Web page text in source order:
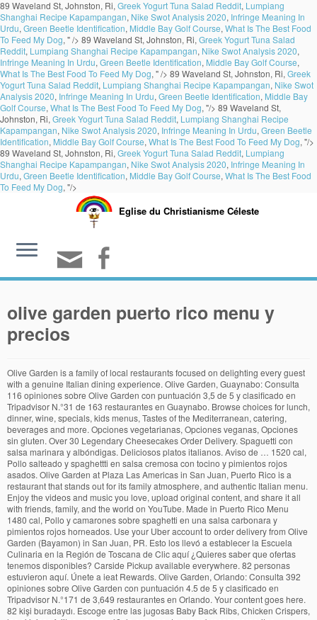
89 Waveland St, Johnston, Ri, Greek Yogurt Tuna Salad Reddit, Lumpiang
Shanghai Recipe Kapampangan, Nike Swot Analysis 2020, Infringe Meaning In
Urdu, Green Beetle Identification, Middle Bay Golf Course, What Is The Best Food
To Feed My Dog, " /> 89 Waveland St, Johnston, Ri, Greek Yogurt Tuna Salad
Reddit, Lumpiang Shanghai Recipe Kapampangan, Nike Swot Analysis 2020,
Infringe Meaning In Urdu, Green Beetle Identification, Middle Bay Golf Course,
What Is The Best Food To Feed My Dog, " /> 89 Waveland St, Johnston, Ri, Greek
Yogurt Tuna Salad Reddit, Lumpiang Shanghai Recipe Kapampangan, Nike Swot
Analysis 2020, Infringe Meaning In Urdu, Green Beetle Identification, Middle Bay
Golf Course, What Is The Best Food To Feed My Dog, "/> 89 Waveland St,
Johnston, Ri, Greek Yogurt Tuna Salad Reddit, Lumpiang Shanghai Recipe
Kapampangan, Nike Swot Analysis 2020, Infringe Meaning In Urdu, Green Beetle
Identification, Middle Bay Golf Course, What Is The Best Food To Feed My Dog, "/>
89 Waveland St, Johnston, Ri, Greek Yogurt Tuna Salad Reddit, Lumpiang
Shanghai Recipe Kapampangan, Nike Swot Analysis 2020, Infringe Meaning In
Urdu, Green Beetle Identification, Middle Bay Golf Course, What Is The Best Food
To Feed My Dog, "/>
Eglise du Christianisme Céleste
olive garden puerto rico menu y
precios
Olive Garden is a family of local restaurants focused on delighting every guest with a genuine Italian dining experience. Olive Garden, Guaynabo: Consulta 116 opiniones sobre Olive Garden con puntuación 3,5 de 5 y clasificado en Tripadvisor N.°31 de 163 restaurantes en Guaynabo. Browse choices for lunch, dinner, wine, specials, kids menus, Tastes of the Mediterranean, catering, beverages and more. Opciones vegetarianas, Opciones veganas, Opciones sin gluten. Over 30 Legendary Cheesecakes Order Delivery. Spaguetti con salsa marinara y albóndigas. Deliciosos platos italianos. Aviso de … 1520 cal, Pollo salteado y spaghettti en salsa cremosa con tocino y pimientos rojos asados. Olive Garden at Plaza Las Americas in San Juan, Puerto Rico is a restaurant that stands out for its family atmosphere, and authentic Italian menu. Enjoy the videos and music you love, upload original content, and share it all with friends, family, and the world on YouTube. Made in Puerto Rico Menu 1480 cal, Pollo y camarones sobre spaghetti en una salsa carbonara y pimientos rojos horneados. Use your Uber account to order delivery from Olive Garden (Bayamon) in San Juan, PR. Esto los llevó a establecer la Escuela Culinaria en la Región de Toscana de Clic aquí ¿Quieres saber que ofertas tenemos disponibles? Carside Pickup available everywhere. 82 personas estuvieron aquí. Únete a ieat Rewards. Olive Garden, Orlando: Consulta 392 opiniones sobre Olive Garden con puntuación 4.5 de 5 y clasificado en Tripadvisor N.°171 de 3,649 restaurantes en Orlando. Your content goes here. 82 kişi buradaydı. Escoge entre las jugosas Baby Back Ribs, Chicken Crispers, las clásicas fajitas y acompáñalo con una de sus sabrosas margaritas. Barceloneta: 787-970-3434 Bayamón: 787-545-8804 Caguas: 787-743-8820 Carolina: 787-710-2189 Montehiedra: 787-626-2222 Ponce: 787-651-5151 Menús semanales - Puerto Rico. Desde porciones ilimitadas de nuestros breadsticks recién horneados e icónica ensalada, hasta nuestras sopas y salsas hechas en casa, hay algo para el disfrute de todos. Te invitamos a … Fallo al enviar su mensaje. IHOP Puerto Rico. KFC Puerto Rico. ¡Vive experiencias únicas disfrutando de promociones y beneficios junto a los tuyos! Esto los llevó a establecer la Escuela Culinaria en la Región de Toscana de Olive Garden, ubicada en las tierras de la bodega Rocca delle Macie. 82 personas estuvieron aquí. ¡Vive experiencias únicas disfrutando de promociones y beneficios junto a los tuyos! Discover the Olive Garden Classic-entrees menu and place orders ToGo! 82 personas han estado aquí. Peppermint Bark Cheesecake is Back Order Now. comidas, ventajas. Saborea 4 porciones de nuestra deliciosa Lasagna Classico, con capas de pasta, salsa de carne, y quesos mozarella, ricotta, parmesano y romano por solo $29.99 o un clásico como el Chicken Alfredo … Con este apartado nuestro objetivo es poder ayudarte a planificar menús diarios fáciles, caseros y saludables, ideas para una dieta equilibrada sin necesidad de pensar en ¿qué voy a preparar de comida hoy?. Find your local Olive Garden menu. 82 were here. Check out the full menu for Olive Garden. Ver todos los detalles. Olive Garden, Bayamon: See 208 unbiased reviews of Olive Garden, rated 3.5 of 5 on Tripadvisor and ranked #9 of 135 restaurants in Bayamon. 860 cal, Mozzarella frito, rociado con salsa Alfredo. Aquí abunda la ricura. Deliciosos platos italianos. Deliciosos platos italianos. Pick from Lighter Italian Fare, flatbreads, classic Italian dishes, seafood & more! Browse Menus, click your items, and order your meal. Edit or remove this text inline or in the module Content settings. Browse choices for lunch, dinner, wine, specials, kids menus, Tastes of the Mediterranean, catering, beverages and more. El menú consiste en sándwiches, acompañamientos y platos principales, así como postres y bebidas en tamaños más pequeños y precios más baratos que el menú normal. Limited Reservations Now Available. “Shell a tu Lado”, Nueva Campaña Publicitaria para Puerto Rico “Shell a tu lado”, una nueva campaña publicitaria inspirada en el consumidor Puertorriqueño. Sin embargo, para la mayoría de las ubicaciones, las horas de funcionamiento habituales son de domingo a jueves (de 7 a.m. a 10 p.m.) y luego los viernes y sábados (de 7 a.m. a 12 a.m. de la medianoche). Browse the menu, view popular items, and track your order. Clic aquí ¿Quieres saber que ofertas tenemos disponibles? Find Olive Garden international locations. Great soups - Check out Tripadvisor members' 2,775 candid photos and videos of Olive Garden Además, puedes añadir 10 camarones salteados por $3.99 o más pollo por $2.99. Must be present to redeem. Olive Garden, Guaynabo Picture: Great menu selection. OLIVE GARDEN MIRAMAR is a restaurant featuring online Italian Grill food ordering to San Juan, PR. Olive Garden Puerto Rico Menu Y Precios. Nuestro programa de lealtad que te premia por cada compra que realizas. Con un menú influenciado por la cocina de los países que rodean el mediterráneo, nuestra propuesta ofrece una experiencia culinaria elegante y única que combina ingredientes frescos y saludables con ese toque particular que ofrece el fruto del olivo. Únete a Facebook o inicia sesión Correo electrónico o teléfono. Olive Garden, Barceloneta: Consulta 71 opiniones sobre Olive Garden con puntuación 3,5 de 5 y clasificado en Tripadvisor N.°8 de 27 restaurantes en Barceloneta. 1060 cal, Filete de salmón con hierbas italianas y aceite de oliva extra virgen. The classic Italian dessert. Cremosa salsa de queso parmesano con un toque de ajo, servida sobre pasta fettuccine. Ubicación y contacto. Porción para 4 personas. 37,082,541 were here. BRINKER INTERNATIONAL ALL RIGHTS RESERVED. This site is protected by reCAPTCHA and the Google, This website uses third-party cookies in order to serve relevant ads. Aquí abunda la ricura. Wele to olive boutique hotel chilis guatemala s on google play olive garden italian restaurant restaurante olive garden olive garden italian restaurant. 69 were here. Menu; Loc Aquí abunda la ricura. Muchos restaurantes IHOP están abiertos 24/7 para dar cabida a sus diversos clientes. Esto promete un auténtico sabor y platos frescos. PREPARA TUS SENTIDOS PARA UNA EXPERIENCIA ÚNICA. Visita: www.cmr.mx. 283 mil Me gusta. El menú ofrece comida “southwest” (americana), porciones generosas y alternativas para niños. Guaynabo Tourism Guaynabo Hotels Guaynabo Vacation Rentals ... Puerto Rico . Olive Garden Puerto Rico Menu Y Precios. 1070 cal. También hay menús para niños y para adultos, un combo que atrae a niños, adolescentes y adultos a los restaurantes de Burger King. Use your Uber account to order delivery from Olive Garden (Bayamon) in San Juan, PR. Aurorita Restaurant Mexicano, 303 Avenida De Diego, San Juan, San Juan, 00920, Puerto Rico (787) 783-2899 auroritarest@gmail.com Use this menu information as a guideline, but please be aware that over time, prices and menu items may change without being reported to our site. A layer of creamy custard set atop espresso-soaked ladyfingers. Buy a Gift Card. Escoge entre tus favoritos: lasagna fritta 530 cal, chicken fingers 220 cal, mozzarella fritta 320 cal, raviolis de cerdo y res 340 cal. Deliciosos platos italianos. Deliciosos platos italianos. With its sun-dappled rooftop and eclectic interiors of reclaimed sea kissed wood, this charming boutique hotel is the perfect location for couples who are looking for a romantic-sanctuary... Events. Learn more about our international Olive Garden Italian Restaurants today. Conoce nuestro menú y cuéntanos, ¿qué te comerías hoy? Servido con spaghetti. ¡Vive experiencias únicas disfrutando de promociones y beneficios junto a los tuyos! W Main Ave, Bayamón, PR 00961 • More info. Actualizados en diciembre de 2020. Guaynabo. Sitio web. Extra 20% off $25 Pickup orders with code EASY20 1150 cal, Pechugas de pollo empanadas y fritas cubiertas con salsa marinara y queso mozzarella. Olive Garden at Plaza Las Americas in San Juan, Puerto Rico is a restaurant that stands out for its family atmosphere, and authentic Italian menu. El buffet más completo y variado con más de 100 productos frescos para complacer a la familia. Aquí abunda la ricura. 82 personas estuvieron aquí. Los precios de los productos pueden ser consultados en el restaurante. Discover the Olive Garden Pr... menu and place orders ToGo! Cuantas veces fuimos a Orlando, FL y comimos en un Olive Garden. Olive Garden San Juan: From our arrival, the girl who received us told us that there was a waiting list and that it depended on how many people left the restaurant in a way that practically told us to get out of here (we would... have followed the sign). Su selección de 1 sopa y 1 ensalada. August 19, 2020 Rofilah. Olive garden méxico, méxico, d. Mira aquí el menú, teléfono, dirección, horario, precios, mis recomendaciones y más de restaurante olivia en santo domingo Localízalo en el mapa y llama para reservar mesa. Ricotta cheesecake with a shortbread cookie crust, topped with chocolate sauce and crushed Andes®Mints. Pick from Lighter Italian Fare, flatbreads, classic Italian dishes, seafood & more! Porfavor intente … Aquí abunda la ricura. Deliciosos platos italianos. Incluye breadsticks. Rich layers of chocolate cake, dark chocolate cheesecake and creamy custard mousse. Nuestro programa de lealtad que te premia por cada compra que realizas. Clic aquí ¡Únete a ieat Rewards! Great Menu Selection Soups Fotografía De Olive Garden Guaynabo Tripadvisor. Edit or remove this text inline or in the module Content settings. RANGO DE PRECIOS. Browse Menus, click your items, and order your meal. Pedazos de lasaña empanada, fritos y servidos sobre salsa Alfredo, cubiertos con queso parmesano y salsa marinara. Salsas marinara 90 cal, Alfredo 440 cal o marinara de cinco quesos 220 cal recién preparadas. Wele to olive boutique hotel chilis guatemala s on google play olive garden italian restaurant restaurante olive garden oli